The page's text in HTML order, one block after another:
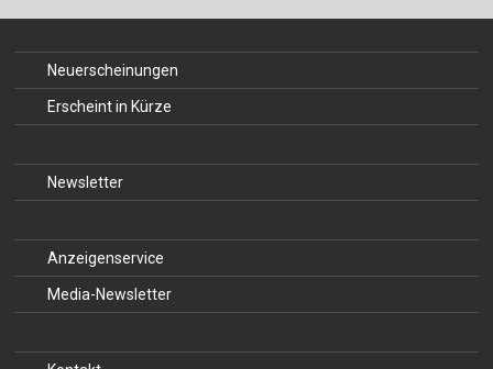
Neuerscheinungen
Erscheint in Kürze
Newsletter
Anzeigenservice
Media-Newsletter